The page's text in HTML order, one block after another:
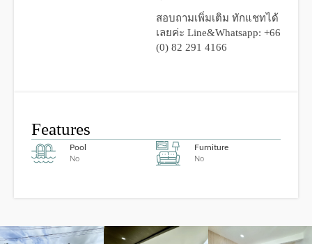
สอบถามเพิ่มเติม ทักแชทได้
เลยค่ะ Line&Whatsapp: +66
(0) 82 291 4166
Features
Pool
No
Furniture
No